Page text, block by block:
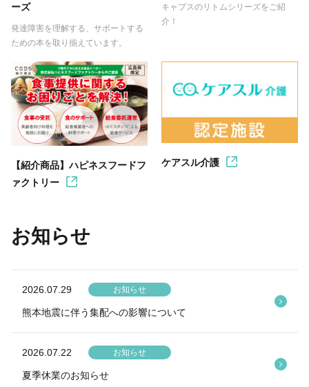
ーズ
発達障害を理解する、サポートする
ための本を取り揃えています。
キャプスのリトムシリーズをご紹
介！
【紹介商品】ハピネスフードフ
ァクトリー
ケアスル介護
お知らせ
2026.07.29 お知らせ
熊本地震に伴う集配への影響について
2026.07.22 お知らせ
夏季休業のお知らせ